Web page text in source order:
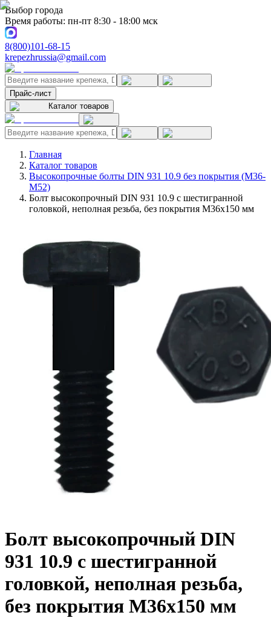
Выбор города
Время работы: пн-пт 8:30 - 18:00 мск
8(800)101-68-15
krepezhrussia@gmail.com
Прайс-лист
Каталог товаров
Главная
Каталог товаров
Высокопрочные болты DIN 931 10.9 без покрытия (M36-
M52)
Болт высокопрочный DIN 931 10.9 с шестигранной
головкой, неполная резьба, без покрытия M36x150 мм
Болт высокопрочный DIN
931 10.9 с шестигранной
головкой, неполная резьба,
без покрытия M36x150 мм